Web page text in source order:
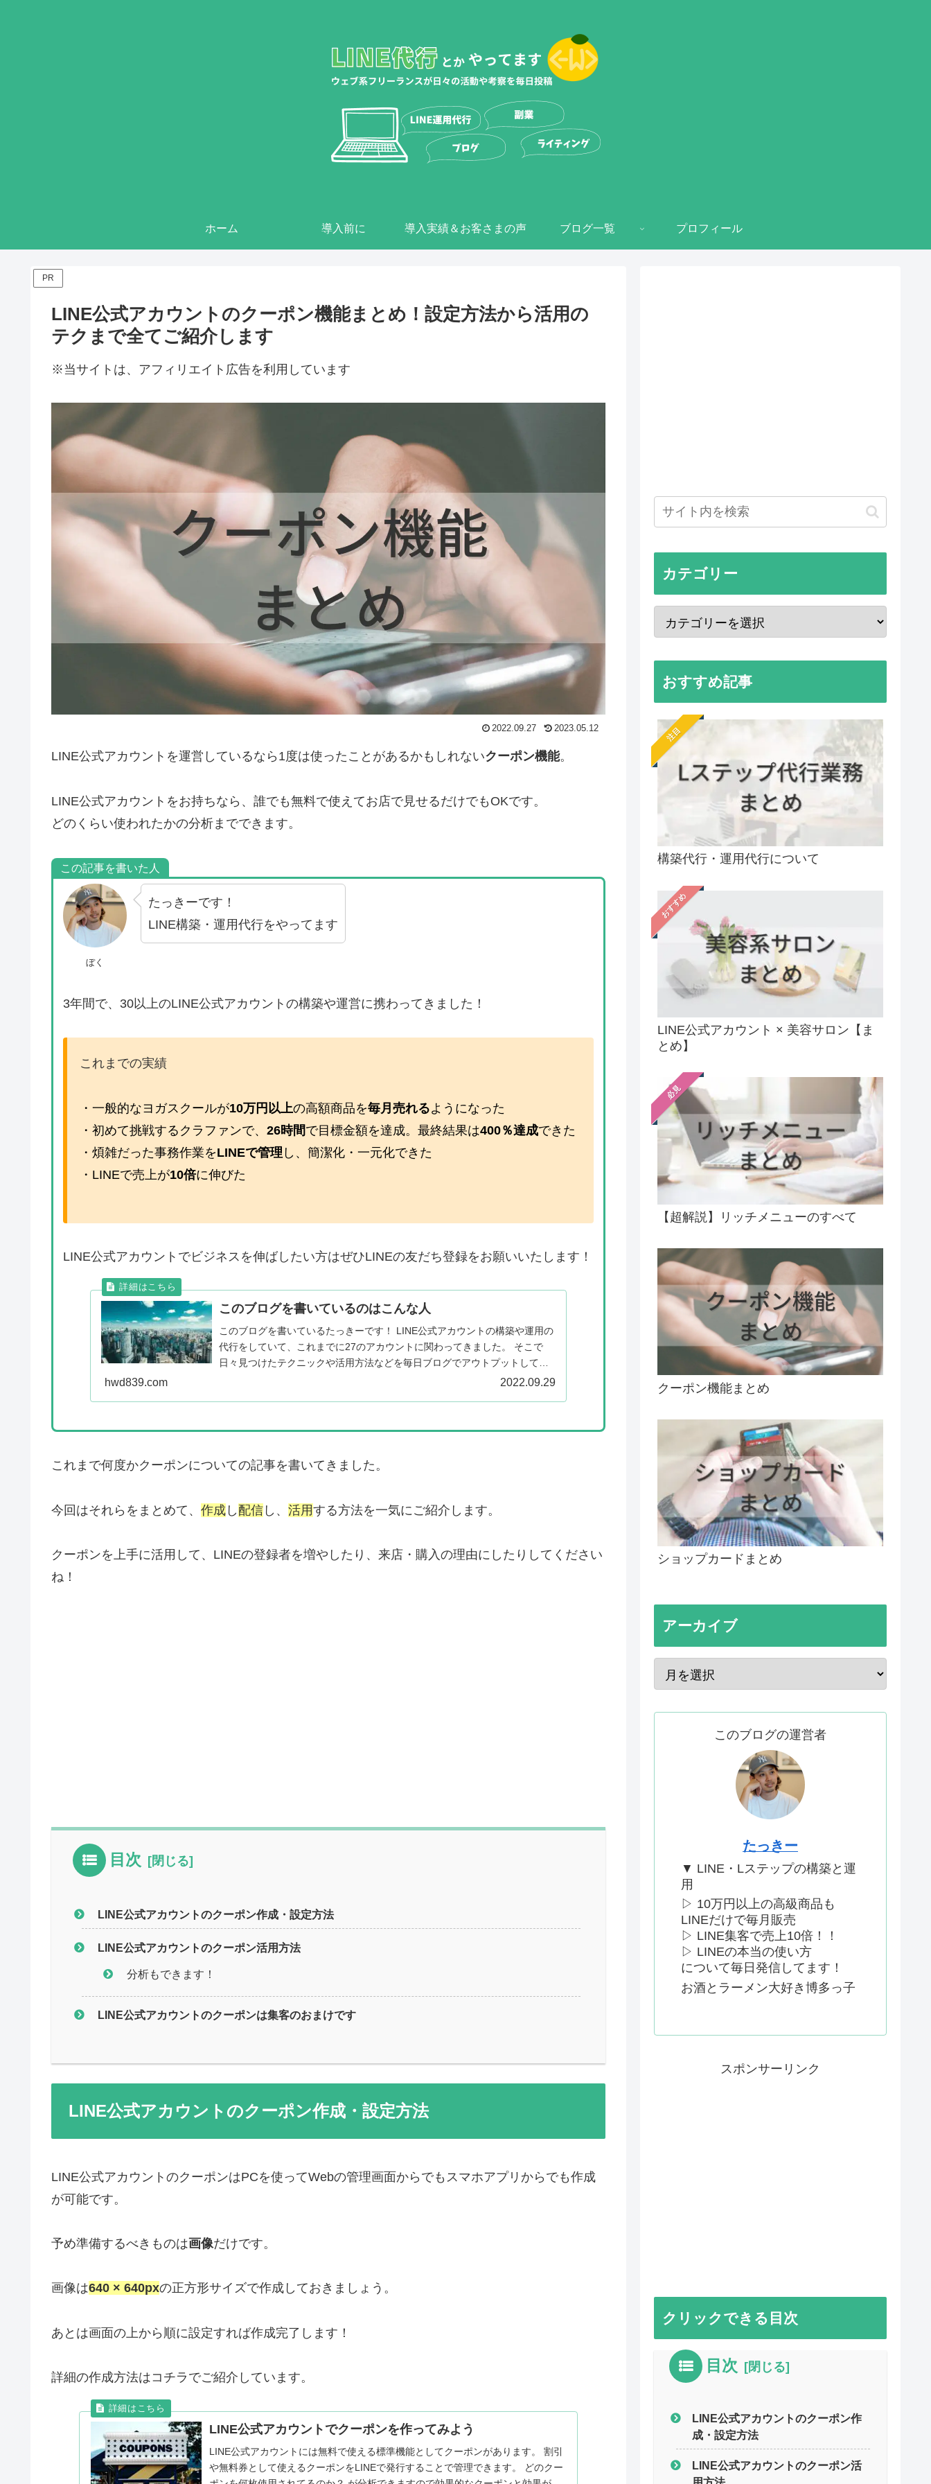
ホーム 導入前に 導入実績＆お客さまの声 ブログ一覧 プロフィール
PR
LINE公式アカウントのクーポン機能まとめ！設定方法から活用の
テクまで全てご紹介します
※当サイトは、アフィリエイト広告を利用しています
2022.09.27 2023.05.12
LINE公式アカウントを運営しているなら1度は使ったことがあるかもしれないクーポン機能。
LINE公式アカウントをお持ちなら、誰でも無料で使えてお店で見せるだけでもOKです。
どのくらい使われたかの分析までできます。
この記事を書いた人
ぼく
たっきーです！
LINE構築・運用代行をやってます
3年間で、30以上のLINE公式アカウントの構築や運営に携わってきました！
これまでの実績
・一般的なヨガスクールが10万円以上の高額商品を毎月売れるようになった
・初めて挑戦するクラファンで、26時間で目標金額を達成。最終結果は400％達成できた
・煩雑だった事務作業をLINEで管理 し、簡潔化・一元化できた
・LINEで売上が10倍に伸びた
LINE公式アカウントでビジネスを伸ばしたい方はぜひLINEの友だち登録をお願いいたします！
このブログを書いているのはこんな人
このブログを書いているたっきーです！ LINE公式アカウントの構築や運用の
代行をしていて、これまでに27のアカウントに関わってきました。 そこで
日々見つけたテクニックや活用方法などを毎日ブログでアウトプットしてい
hwd839.com 2022.09.29
これまで何度かクーポンについての記事を書いてきました。
今回はそれらをまとめて、 作成 し配信 し、 活用する方法を一気にご紹介します。
クーポンを上手に活用して、LINEの登録者を増やしたり、来店・購入の理由にしたりしてください
ね！
目次
LINE公式アカウントのクーポン作成・設定方法
LINE公式アカウントのクーポン活用方法
分析もできます！
LINE公式アカウントのクーポンは集客のおまけです
LINE公式アカウントのクーポン作成・設定方法
LINE公式アカウントのクーポンはPCを使ってWebの管理画面からでもスマホアプリからでも作成
が可能です。
予め準備するべきものは画像だけです。
画像は640 × 640pxの正方形サイズで作成しておきましょう。
あとは画面の上から順に設定すれば作成完了します！
詳細の作成方法はコチラでご紹介しています。
LINE公式アカウントでクーポンを作ってみよう
LINE公式アカウントには無料で使える標準機能としてクーポンがあります。 割引
や無料券として使えるクーポンをLINEで発行することで管理できます。 どのクー
カテゴリー
おすすめ記事
注目
構築代行・運用代行について
おすすめ
LINE公式アカウント × 美容サロン【ま
とめ】
必見
【超解説】リッチメニューのすべて
クーポン機能まとめ
ショップカードまとめ
アーカイブ
このブログの運営者
たっきー
▼ LINE・Lステップの構築と運
用
▷ 10万円以上の高級商品も
LINEだけで毎月販売
▷ LINE集客で売上10倍！！
▷ LINEの本当の使い方
について毎日発信してます！
お酒とラーメン大好き博多っ子
スポンサーリンク
クリックできる目次
目次
LINE公式アカウントのクーポン作
成・設定方法
LINE公式アカウントのクーポン活